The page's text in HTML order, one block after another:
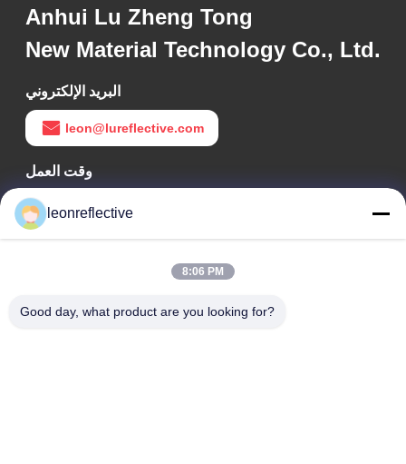
Anhui Lu Zheng Tong
New Material Technology Co., Ltd.
البريد الإلكتروني
leon@lureflective.com
وقت العمل
9:00-18:00
عنواننا
التكنولوجيا العالية، هيفي، أنهوي، الصين
leonreflective
8:06 PM
Good day, what product are you looking for?